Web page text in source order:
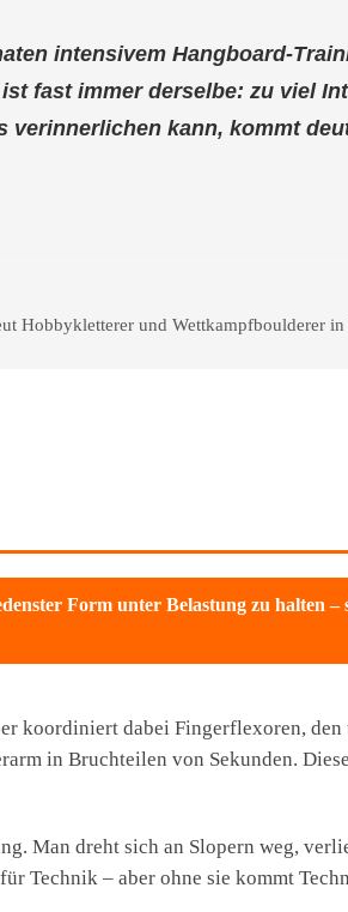
intensivem Hangboard-
fast immer derselbe: zu viel
kann, kommt
Hobbykletterer und Wettkampfboulderer
Form unter Belastung zu halten –
koordiniert dabei Fingerflexoren, den
in Bruchteilen von Sekunden.
Man dreht sich an Slopern weg,
Technik – aber ohne sie kommt